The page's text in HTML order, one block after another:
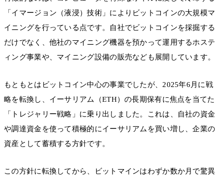
「イマージョン（液浸）技術」によりビットコインの大規模マ
イニングを行っている点です。自社でビットコインを採掘する
だけでなく、他社のマイニング機器を預かって運用するホステ
ィング事業や、マイニング設備の販売なども展開しています。
もともとはビットコイン中心の事業でしたが、2025年6月に戦
略を転換し、イーサリアム（ETH）の長期保有に焦点を当てた
「トレジャリー戦略」に乗り出しました。これは、自社の資金
や調達資金を使って積極的にイーサリアムを買い増し、企業の
資産として蓄積する方針です。
この方針に転換してから、ビットマインはわずか数か月で驚異